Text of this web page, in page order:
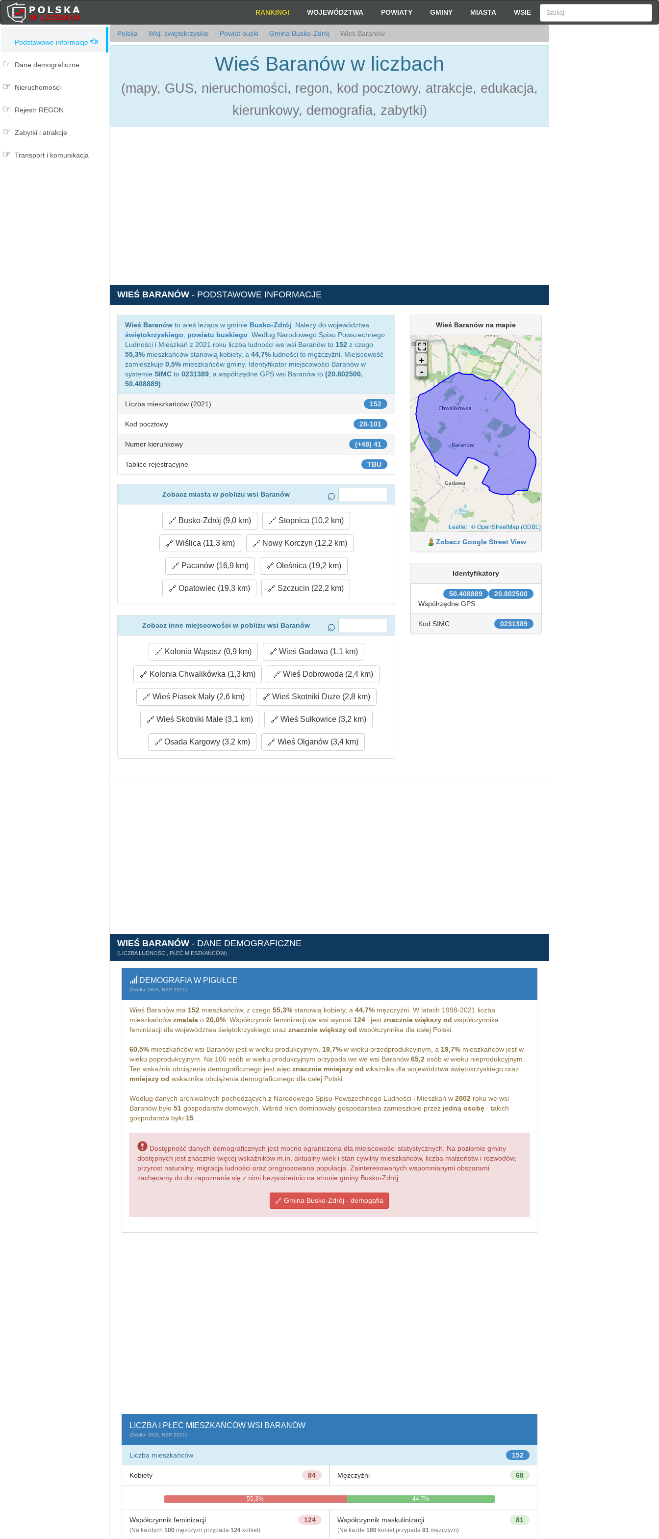
RANKINGI WOJEWÓDZTWA POWIATY GMINY MIASTA WSIE
Podstawowe informacje
Dane demograficzne
Nieruchomości
Rejestr REGON
Zabytki i atrakcje
Transport i komunikacja
Polska Woj. świętokrzyskie Powiat buski Gmina Busko-Zdrój Wieś Baranów
Wieś Baranów w liczbach
(mapy, GUS, nieruchomości, regon, kod pocztowy, atrakcje, edukacja,
kierunkowy, demografia, zabytki)
WIEŚ BARANÓW - PODSTAWOWE INFORMACJE
Wieś Baranów to wieś leżąca w gminie Busko-Zdrój . Należy do województwa
świętokrzyskiego
powiatu buskiego . Według Narodowego Spisu Powszechnego
Ludności i Mieszkań z 2021 roku liczba ludności we wsi Baranów to 152 z czego
55,3% mieszkańców stanowią kobiety, a 44,7% ludności to mężczyźni. Miejscowość
zamieszkuje 0,5% mieszkańców gminy. Identyfikator miejscowości Baranów w
systemie SIMC to 0231389 , a współrzędne GPS wsi Baranów to (20.802500,
50.408889)
152
Liczba mieszkańców (2021)
28-101
Kod pocztowy
(+48) 41
Numer kierunkowy
TBU
Tablice rejestracyjne
Zobacz miasta w pobliżu wsi Baranów
Busko-Zdrój (9,0 km) Stopnica (10,2 km)
Wiślica (11,3 km) Nowy Korczyn (12,2 km)
Pacanów (16,9 km) Oleśnica (19,2 km)
Opatowiec (19,3 km) Szczucin (22,2 km)
Zobacz inne miejscowości w pobliżu wsi Baranów
Kolonia Wąsosz (0,9 km) Wieś Gadawa (1,1 km)
Kolonia Chwalikówka (1,3 km) Wieś Dobrowoda (2,4 km)
Wieś Piasek Mały (2,6 km) Wieś Skotniki Duże (2,8 km)
Wieś Skotniki Małe (3,1 km) Wieś Sułkowice (3,2 km)
Osada Kargowy (3,2 km) Wieś Olganów (3,4 km)
Wieś Baranów na mapie
Leaflet| © OpenStreetMap (ODBL)
Zobacz Google Street View
Identyfikatory
20.802500
50.408889
Współrzędne GPS
0231389
Kod SIMC
WIEŚ BARANÓW - DANE DEMOGRAFICZNE
(LICZBA LUDNOŚCI, PŁEĆ MIESZKAŃCÓW)
DEMOGRAFIA W PIGUŁCE
(Źródło: GUS, NSP 2021)
Wieś Baranów ma 152mieszkańców, z czego 55,3%stanowią kobiety, a 44,7%mężczyźni. W latach 1998-2021 liczba
mieszkańców zmalałao 20,0%. Współczynnik feminizacji we wsi wynosi 124i jest znacznie większy od współczynnika
feminizacji dla województwa świętokrzyskiego oraz znacznie większy od współczynnika dla całej Polski.
60,5%mieszkańców wsi Baranów jest w wieku produkcyjnym, 19,7%w wieku przedprodukcyjnym, a 19,7%mieszkańców jest w
wieku poprodukcyjnym. Na 100 osób w wieku produkcyjnym przypada we we wsi Baranów 65,2osób w wieku nieprodukcyjnym.
Ten wskaźnik obciążenia demograficznego jest więc znacznie mniejszy od wkażnika dla województwa świętokrzyskiego oraz
mniejszy od wskażnika obciążenia demograficznego dla całej Polski.
Według danych archiwalnych pochodzących z Narodowego Spisu Powszechnego Ludności i Mieszkań w 2002roku we wsi
Baranów było 51gospodarstw domowych. Wśród nich dominowały gospodarstwa zamieszkałe przez jedną osobę- takich
gospodarstw było 15.
Dostępność danych demograficznych jest mocno ograniczona dla miejscowości statystycznych. Na poziomie gminy
dostępnych jest znacznie więcej wskaźników m.in. aktualny wiek i stan cywilny mieszkańców, liczba małżeństw i rozwodów,
przyrost naturalny, migracja ludności oraz prognozowana populacja. Zainteresowanych wspomnianymi obszarami
zachęcamy do do zapoznania się z nimi bezpośrednio na stronie gminy Busko-Zdrój.
Gmina Busko-Zdrój - demogafia
LICZBA I PŁEĆ MIESZKAŃCÓW WSI BARANÓW
(Źródło: GUS, NSP 2021)
152
Liczba mieszkańców
84
Kobiety 68
Mężczyźni
55,3% 44,7%
124
Współczynnik feminizacji
(Na każdych 100mężczyzn przypada 124kobiet)
81
Współczynnik maskulinizacji
(Na każde 100kobiet przypada 81mężczyzn)